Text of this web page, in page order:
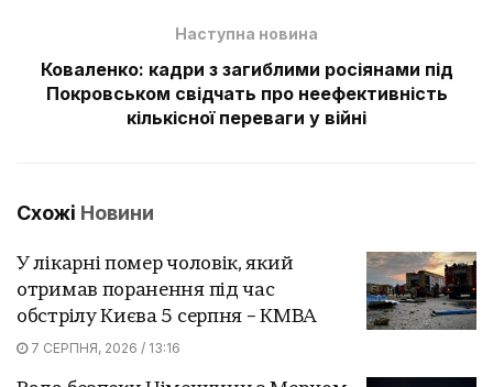
Наступна новина
Коваленко: кадри з загиблими росіянами під
Покровськом свідчать про неефективність
кількісної переваги у війні
Схожі Новини
У лікарні помер чоловік, який
отримав поранення під час
обстрілу Києва 5 серпня – КМВА
7 СЕРПНЯ, 2026 / 13:16